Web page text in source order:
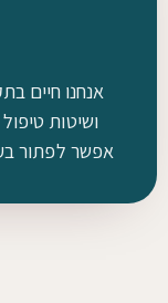
אנחנו חיים
ושיטות
אפשר לפתור